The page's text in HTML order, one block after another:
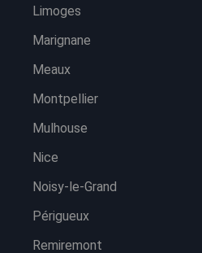
Limoges
Marignane
Meaux
Montpellier
Mulhouse
Nice
Noisy-le-Grand
Périgueux
Remiremont